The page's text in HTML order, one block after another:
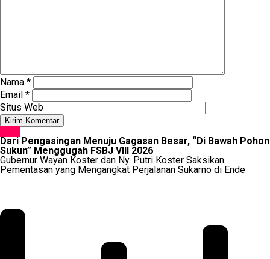
Nama *
Email *
Situs Web
Dari Pengasingan Menuju Gagasan Besar, “Di Bawah Pohon
Sukun” Menggugah FSBJ VIII 2026
Gubernur Wayan Koster dan Ny. Putri Koster Saksikan
Pementasan yang Mengangkat Perjalanan Sukarno di Ende